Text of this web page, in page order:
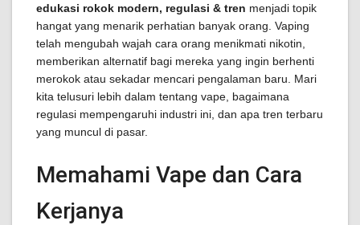
edukasi rokok modern, regulasi & tren menjadi topik
hangat yang menarik perhatian banyak orang. Vaping
telah mengubah wajah cara orang menikmati nikotin,
memberikan alternatif bagi mereka yang ingin berhenti
merokok atau sekadar mencari pengalaman baru. Mari
kita telusuri lebih dalam tentang vape, bagaimana
regulasi mempengaruhi industri ini, dan apa tren terbaru
yang muncul di pasar.
Memahami Vape dan Cara
Kerjanya